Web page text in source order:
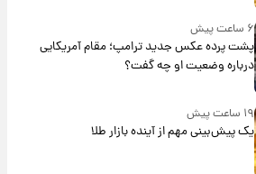
۶ ساعت پیش
پشت پرده عکس جدید ترامپ؛ مقام آمریکایی
درباره وضعیت او چه گفت؟
۱۹ ساعت پیش
یک پیش‌بینی مهم از آینده بازار طلا